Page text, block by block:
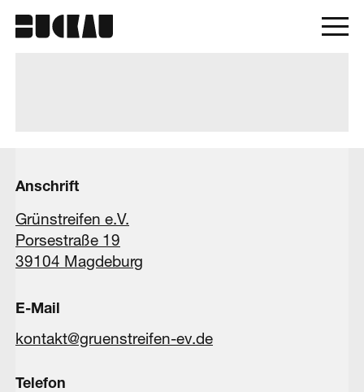
Anschrift
Grünstreifen e.V.
Porsestraße 19
39104 Magdeburg
E-Mail
kontakt@gruenstreifen-ev.de
Telefon